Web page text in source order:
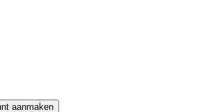
aanmaken